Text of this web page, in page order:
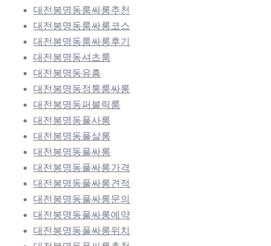
대전봉명동룸싸롱추천
대전봉명동룸싸롱코스
대전봉명동룸싸롱후기
대전봉명동셔츠룸
대전봉명동유흥
대전봉명동정통룸싸롱
대전봉명동퍼블릭룸
대전봉명동풀사롱
대전봉명동풀살롱
대전봉명동풀싸롱
대전봉명동풀싸롱가격
대전봉명동풀싸롱견적
대전봉명동풀싸롱문의
대전봉명동풀싸롱예약
대전봉명동풀싸롱위치